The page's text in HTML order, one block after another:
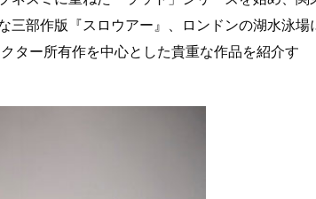
三部作版『スロウアー』、ロンドンの湖水泳場
ター所有作を中心とした貴重な作品を紹介す